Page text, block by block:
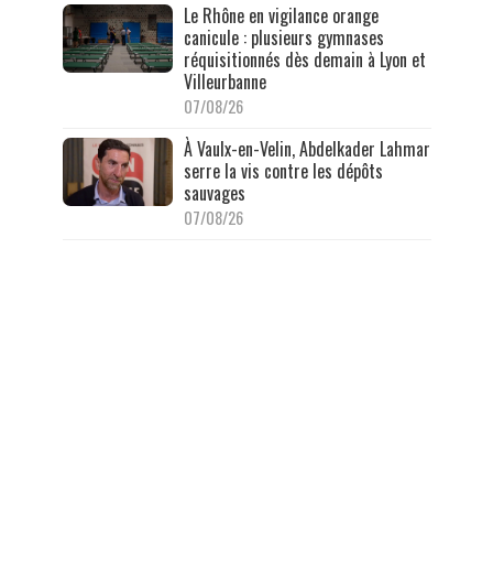
Le Rhône en vigilance orange
canicule : plusieurs gymnases
réquisitionnés dès demain à Lyon et
Villeurbanne
07/08/26
À Vaulx-en-Velin, Abdelkader Lahmar
serre la vis contre les dépôts
sauvages
07/08/26